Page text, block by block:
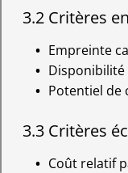
3.2 Critères
Empreinte
Potentiel de
3.3 Critères
Coût relatif